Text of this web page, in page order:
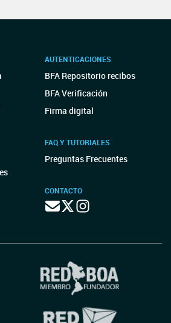
AUTENTICACIONES
BFA Repositorio recibos
BFA Verificación
Firma digital
FAQ Y TUTORIALES
Preguntas Frecuentes
CONTACTO